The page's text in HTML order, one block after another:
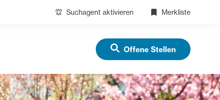
Suchagent aktivieren Merkliste
Offene Stellen